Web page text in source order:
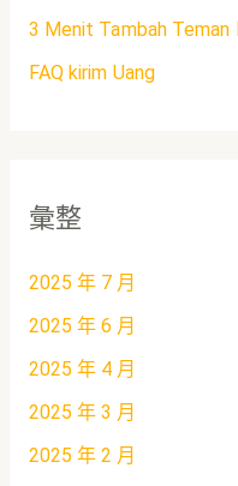
3 Menit Tambah Teman
FAQ kirim Uang
彙整
2025 年 7 月
2025 年 6 月
2025 年 4 月
2025 年 3 月
2025 年 2 月